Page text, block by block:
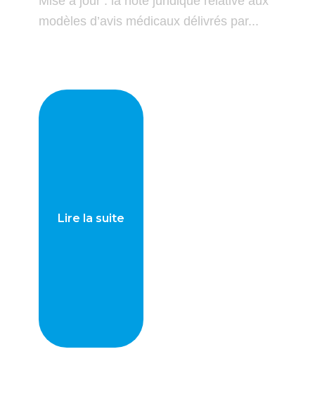
modèles d’avis médicaux délivrés par...
Lire la suite